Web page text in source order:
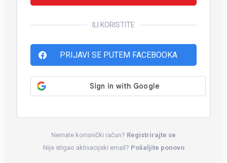
ILI KORISTITE
PRIJAVI SE PUTEM FACEBOOKA
Nemate korisnički račun? Registrirajte se
Nije stigao aktivacijski email? Pošaljite ponovo